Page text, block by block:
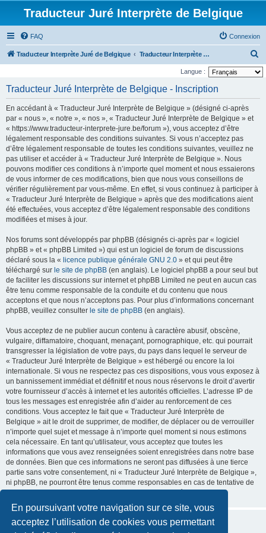
En poursuivant votre navigation sur ce site, vous
acceptez l’utilisation de cookies vous permettant
Traducteur Juré Interprète de Belgique
FAQ Connexion
Traducteur Interprète Juré de Belgique Traducteur Interprète Juré de Belgique
e
Langue :
Traducteur Juré Interprète de Belgique - Inscription
En accédant à « Traducteur Juré Interprète de Belgique » (désigné ci-après
par « nous », « notre », « nos », « Traducteur Juré Interprète de Belgique » et
« https://www.traducteur-interprete-jure.be/forum »), vous acceptez d’être
légalement responsable des conditions suivantes. Si vous n’acceptez pas
d’être légalement responsable de toutes les conditions suivantes, veuillez ne
pas utiliser et accéder à « Traducteur Juré Interprète de Belgique ». Nous
pouvons modifier ces conditions à n’importe quel moment et nous essaierons
de vous informer de ces modifications, bien que nous vous conseillons de
vérifier régulièrement par vous-même. En effet, si vous continuez à participer à
« Traducteur Juré Interprète de Belgique » après que des modifications aient
été effectuées, vous acceptez d’être légalement responsable des conditions
modifiées et mises à jour.
Nos forums sont développés par phpBB (désignés ci-après par « logiciel
phpBB » et « phpBB Limited ») qui est un logiciel de forum de discussions
déclaré sous la « licence publique générale GNU 2.0 » et qui peut être
téléchargé sur le site de phpBB (en anglais). Le logiciel phpBB a pour seul but
de faciliter les discussions sur internet et phpBB Limited ne peut en aucun cas
être tenu comme responsable de la conduite et du contenu que nous
acceptons et que nous n’acceptons pas. Pour plus d’informations concernant
phpBB, veuillez consulter le site de phpBB (en anglais).
Vous acceptez de ne publier aucun contenu à caractère abusif, obscène,
vulgaire, diffamatoire, choquant, menaçant, pornographique, etc. qui pourrait
transgresser la législation de votre pays, du pays dans lequel le serveur de
« Traducteur Juré Interprète de Belgique » est hébergé ou encore la loi
internationale. Si vous ne respectez pas ces dispositions, vous vous exposez à
un bannissement immédiat et définitif et nous nous réservons le droit d’avertir
votre fournisseur d’accès à internet et les autorités officielles. L’adresse IP de
tous les messages est enregistrée afin d’aider au renforcement de ces
conditions. Vous acceptez le fait que « Traducteur Juré Interprète de
Belgique » ait le droit de supprimer, de modifier, de déplacer ou de verrouiller
n’importe quel sujet et message à n’importe quel moment si nous estimons
cela nécessaire. En tant qu’utilisateur, vous acceptez que toutes les
informations que vous avez renseignées soient enregistrées dans notre base
de données. Bien que ces informations ne seront pas diffusées à une tierce
partie sans votre consentement, ni « Traducteur Juré Interprète de Belgique »,
ni phpBB, ne pourront être tenus comme responsables en cas de tentative de